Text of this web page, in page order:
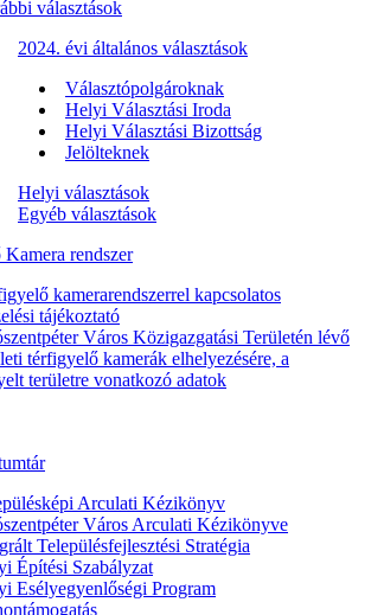
választások
2024. évi általános választások
Választópolgároknak
Helyi Választási Iroda
Helyi Választási Bizottság
Jelölteknek
Helyi választások
Egyéb választások
rendszer
kamerarendszerrel kapcsolatos
tájékoztató
Város Közigazgatási Területén lévő
térfigyelő kamerák elhelyezésére, a
területre vonatkozó adatok
Arculati Kézikönyv
Város Arculati Kézikönyve
Településfejlesztési Stratégia
Építési Szabályzat
Esélyegyenlőségi Program